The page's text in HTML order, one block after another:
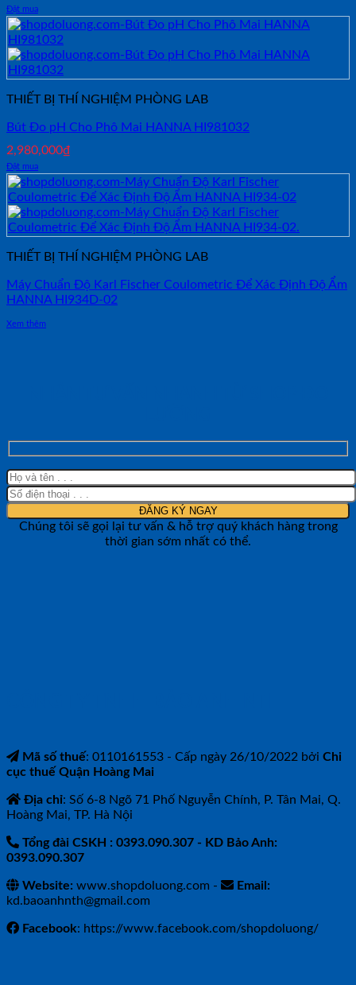
Đặt mua
THIẾT BỊ THÍ NGHIỆM PHÒNG LAB
Bút Đo pH Cho Phô Mai HANNA HI981032
2,980,000₫
Đặt mua
THIẾT BỊ THÍ NGHIỆM PHÒNG LAB
Máy Chuẩn Độ Karl Fischer Coulometric Để Xác Định Độ Ẩm
HANNA HI934D-02
Xem thêm
Chúng tôi sẽ gọi lại tư vấn & hỗ trợ quý khách hàng trong
thời gian sớm nhất có thể.
Mã số thuế: 0110161553 - Cấp ngày 26/10/2022 bởi Chi
cục thuế Quận Hoàng Mai
Địa chỉ: Số 6-8 Ngõ 71 Phố Nguyễn Chính, P. Tân Mai, Q.
Hoàng Mai, TP. Hà Nội
Tổng đài CSKH : 0393.090.307 - KD Bảo Anh:
0393.090.307
Website: www.shopdoluong.com -
Email:
kd.baoanhnth@gmail.com
Facebook: https://www.facebook.com/shopdoluong/